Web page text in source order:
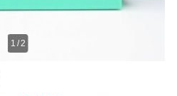
1 /2